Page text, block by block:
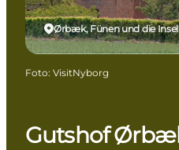
Gutshof
Ørbæk, Fünen und die
Foto: VisitNyborg